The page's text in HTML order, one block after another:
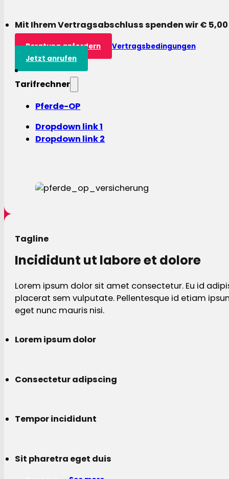
Mit Ihrem Vertragsabschluss spenden wir €
Beratung anfordern
Vertragsbedingungen
Jetzt anrufen
Tarifrechner
Pferde-OP
Dropdown link 1
Dropdown link 2
Tagline
Incididunt ut labore et dolore
Lorem ipsum dolor sit amet consectetur. Eu id
placerat sem vulputate. Pellentesque id etiam
eget nunc mauris nisi.
Lorem ipsum dolor
Consectetur adipscing
Tempor incididunt
Sit pharetra eget duis